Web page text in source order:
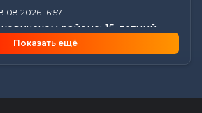
16:57
районе: 15-летний
Показать ещё